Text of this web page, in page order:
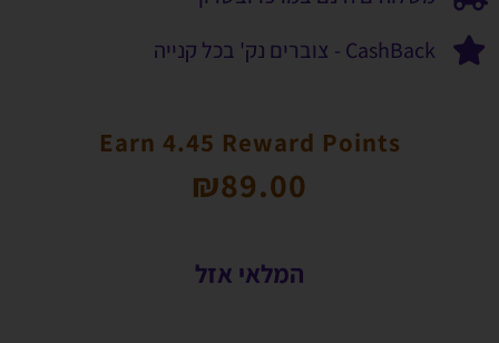
CashBack - צוברים נק' בכל קנייה
Earn 4.45 Reward Points
₪89.00
המלאי אזל